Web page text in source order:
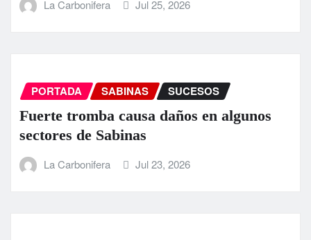
La Carbonifera Jul 25, 2026
PORTADA SABINAS SUCESOS
Fuerte tromba causa daños en algunos
sectores de Sabinas
La Carbonifera Jul 23, 2026